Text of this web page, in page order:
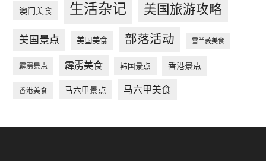
澳门美食 生活杂记 美国旅游攻略
美国景点 美国美食 部落活动 雪兰莪美食
霹雳景点 霹雳美食 韩国景点 香港景点
香港美食 马六甲景点 马六甲美食